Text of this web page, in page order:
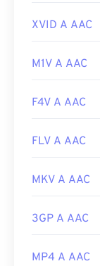
XVID A AAC
M1V A AAC
F4V A AAC
FLV A AAC
MKV A AAC
3GP A AAC
MP4 A AAC